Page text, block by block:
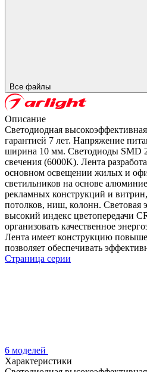
Все файлы
Описание
Светодиодная
гарантией 7 лет. Напряжение
ширина 10 мм. Светодиоды SMD
свечения (6000K). Лента
основном освещении жилых и
светильников на основе
рекламных конструкций и
потолков, ниш, колонн. Световая
высокий индекс цветопередачи
организовать качественное
Лента имеет конструкцию
позволяет обеспечивать
Страница серии
6 моделей
Характеристики